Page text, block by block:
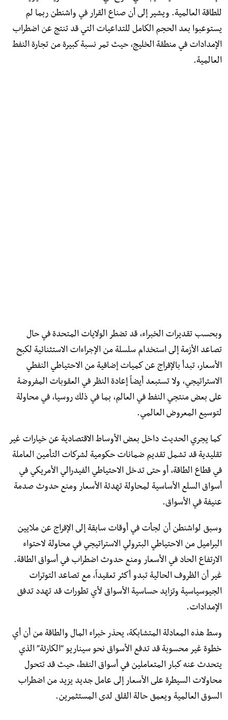
للطاقة العالمية. ويشير إلى أن صناع القرار في واشنطن ربما لم
يستوعبوا بعد الحجم الكامل للتداعيات التي قد تنتج عن اضطراب
الإمدادات في منطقة الخليج، حيث تمر نسبة كبيرة من تجارة النفط
العالمية.
وبحسب تقديرات الخبراء، قد تضطر الولايات المتحدة في حال
تصاعد الأزمة إلى استخدام سلسلة من الإجراءات الاستثنائية لكبح
الأسعار، تبدأ بالإفراج عن كميات إضافية من الاحتياطي النفطي
الاستراتيجي، ولا تستبعد أيضاً إعادة النظر في العقوبات المفروضة
على بعض منتجي النفط في العالم، بما في ذلك روسيا، في محاولة
لتوسيع المعروض العالمي.
كما يجري الحديث داخل بعض الأوساط الاقتصادية عن خيارات غير
تقليدية قد تشمل تقديم ضمانات حكومية لشركات التأمين العاملة
في قطاع الطاقة، أو حتى تدخل الاحتياطي الفيدرالي الأمريكي في
أسواق السلع الأساسية لمحاولة تهدئة الأسعار ومنع حدوث صدمة
عنيفة في الأسواق.
وسبق لواشنطن أن لجأت في أوقات سابقة إلى الإفراج عن ملايين
البراميل من الاحتياطي البترولي الاستراتيجي في محاولة لاحتواء
الارتفاع الحاد في الأسعار ومنع حدوث اضطراب في أسواق الطاقة.
غير أن الظروف الحالية تبدو أكثر تعقيداً، مع تصاعد التوترات
الجيوسياسية وتزايد حساسية الأسواق لأي تطورات قد تهدد تدفق
الإمدادات.
وسط هذه المعادلة المتشابكة، يحذر خبراء المال والطاقة من أن أي
خطوة غير محسوبة قد تدفع الأسواق نحو سيناريو “الكارثة” الذي
يتحدث عنه كبار المتعاملين في أسواق النفط، حيث قد تتحول
محاولات السيطرة على الأسعار إلى عامل جديد يزيد من اضطراب
السوق العالمية ويعمق حالة القلق لدى المستثمرين.